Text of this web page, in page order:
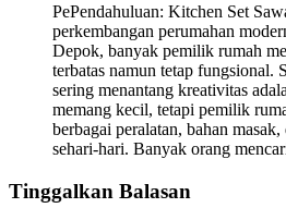
PePendahuluan: Kitchen Set
perkembangan perumahan
Depok, banyak pemilik rumah
terbatas namun tetap fungsional.
sering menantang kreativitas
memang kecil, tetapi pemilik
berbagai peralatan, bahan
sehari-hari. Banyak orang
Tinggalkan Balasan